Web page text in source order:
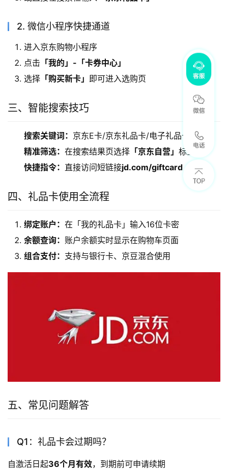
2. 微信小程序快捷通道
进入京东购物小程序
点击 「我的」-「卡券中心」
选择 「购买新卡」 即可进入选购页
三、智能搜索技巧
搜索关键词： 京东E卡/京东礼品卡/电子礼品卡
精准筛选： 在搜索结果页选择 「京东自营」 标签
快捷指令： 直接访问短链接jd.com/giftcard
四、礼品卡使用全流程
绑定账户： 在「我的礼品卡」输入16位卡密
余额查询： 账户余额实时显示在购物车页面
组合支付： 支持与银行卡、京豆混合使用
五、常见问题解答
Q1：礼品卡会过期吗？
自激活日起36个月有效，到期前可申请续期